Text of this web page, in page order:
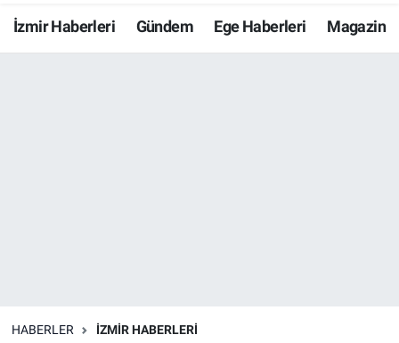
İzmir Haberleri Gündem Ege Haberleri Magazin
HABERLER İZMİR HABERLERİ
Resmi İlanlar